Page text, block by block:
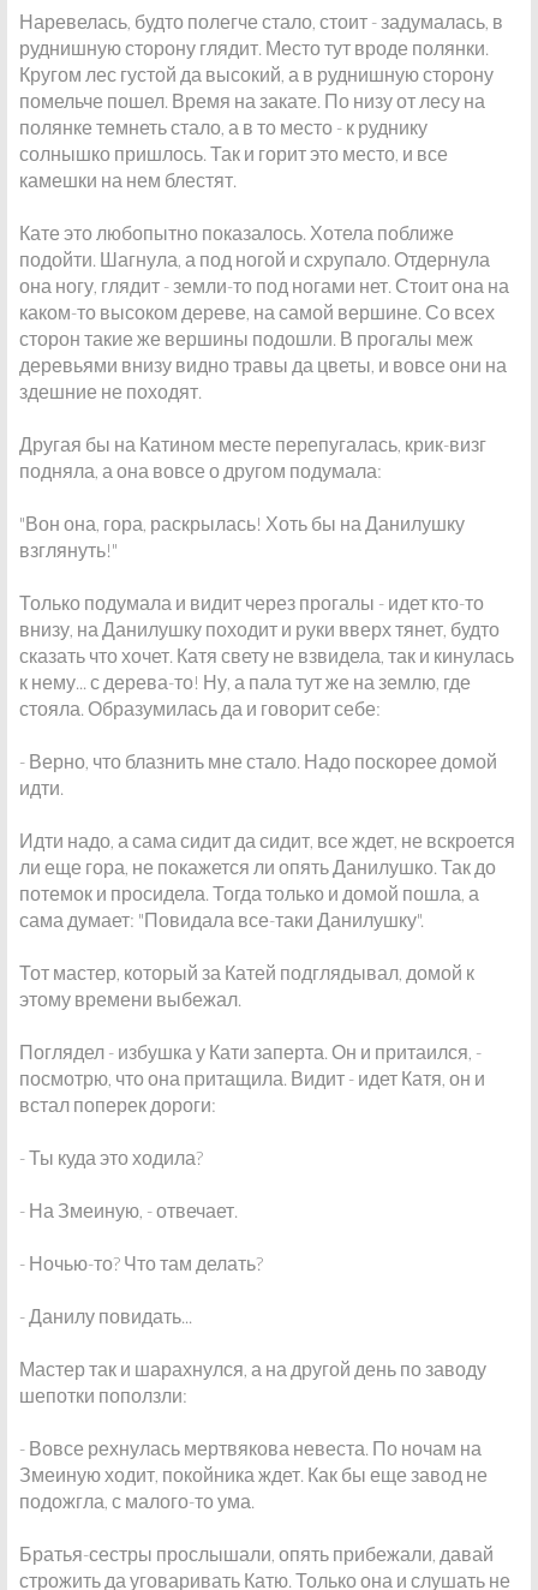
Наревелась, будто полегче стало, стоит - задумалась, в
руднишную сторону глядит. Место тут вроде полянки.
Кругом лес густой да высокий, а в руднишную сторону
помельче пошел. Время на закате. По низу от лесу на
полянке темнеть стало, а в то место - к руднику
солнышко пришлось. Так и горит это место, и все
камешки на нем блестят.
Кате это любопытно показалось. Хотела поближе
подойти. Шагнула, а под ногой и схрупало. Отдернула
она ногу, глядит - земли-то под ногами нет. Стоит она на
каком-то высоком дереве, на самой вершине. Со всех
сторон такие же вершины подошли. В прогалы меж
деревьями внизу видно травы да цветы, и вовсе они на
здешние не походят.
Другая бы на Катином месте перепугалась, крик-визг
подняла, а она вовсе о другом подумала:
"Вон она, гора, раскрылась! Хоть бы на Данилушку
взглянуть!"
Только подумала и видит через прогалы - идет кто-то
внизу, на Данилушку походит и руки вверх тянет, будто
сказать что хочет. Катя свету не взвидела, так и кинулась
к нему... с дерева-то! Ну, а пала тут же на землю, где
стояла. Образумилась да и говорит себе:
- Верно, что блазнить мне стало. Надо поскорее домой
идти.
Идти надо, а сама сидит да сидит, все ждет, не вскроется
ли еще гора, не покажется ли опять Данилушко. Так до
потемок и просидела. Тогда только и домой пошла, а
сама думает: "Повидала все-таки Данилушку".
Тот мастер, который за Катей подглядывал, домой к
этому времени выбежал.
Поглядел - избушка у Кати заперта. Он и притаился, -
посмотрю, что она притащила. Видит - идет Катя, он и
встал поперек дороги:
- Ты куда это ходила?
- На Змеиную, - отвечает.
- Ночью-то? Что там делать?
- Данилу повидать...
Мастер так и шарахнулся, а на другой день по заводу
шепотки поползли:
- Вовсе рехнулась мертвякова невеста. По ночам на
Змеиную ходит, покойника ждет. Как бы еще завод не
подожгла, с малого-то ума.
Братья-сестры прослышали, опять прибежали, давай
строжить да уговаривать Катю. Только она и слушать не